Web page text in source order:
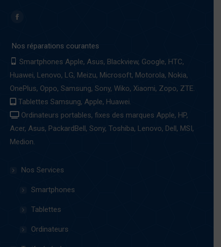
Find us on:
Facebook
opens
in
new
window
Nos réparations courantes
Smartphones Apple, Asus, Blackview, Google, HTC,
Huawei, Lenovo, LG, Meizu, Microsoft, Motorola, Nokia,
OnePlus, Oppo, Samsung, Sony, Wiko, Xiaomi, Zopo, ZTE.
Tablettes Samsung, Apple, Huawei.
Ordinateurs portables, fixes des marques Apple, HP,
Acer, Asus, PackardBell, Sony, Toshiba, Lenovo, Dell, MSI,
Medion.
Nos Services
Smartphones
Tablettes
Ordinateurs